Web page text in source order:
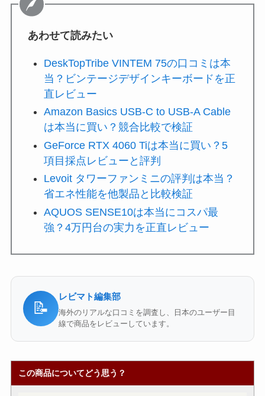
あわせて読みたい
DeskTopTribe VINTEM 75の口コミは本
当？ビンテージデザインキーボードを正
直レビュー
Amazon Basics USB-C to USB-A Cable
は本当に買い？競合比較で検証
GeForce RTX 4060 Tiは本当に買い？5
項目採点レビューと評判
Levoit タワーファンミニの評判は本当？
省エネ性能を他製品と比較検証
AQUOS SENSE10は本当にコスパ最
強？4万円台の実力を正直レビュー
📝
レビマト編集部
海外のリアルな口コミを調査し、日本のユーザー目
線で商品をレビューしています。
この商品についてどう思う？